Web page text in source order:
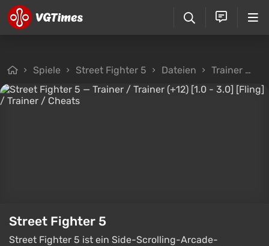
Spiele Street Fighter 5 Dateien Trainer
Street Fighter 5
Street Fighter 5 ist ein Side-Scrolling-Arcade-